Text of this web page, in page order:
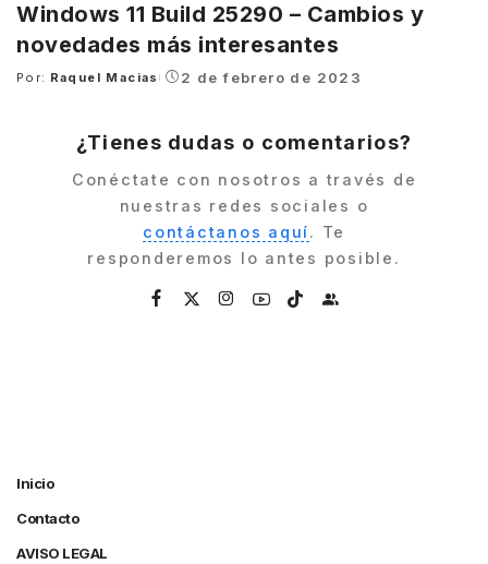
Windows 11 Build 25290 – Cambios y
novedades más interesantes
Posted
Por: Raquel Macias 2 de febrero de 2023
¿Tienes dudas o comentarios?
Conéctate con nosotros a través de
nuestras redes sociales o
contáctanos aquí. Te
responderemos lo antes posible.
Inicio
Contacto
AVISO LEGAL